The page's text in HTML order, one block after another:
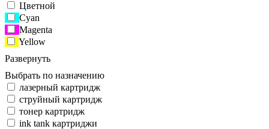
Цветной
Cyan
Magenta
Yellow
Развернуть
Выбрать по назначению
лазерный картридж
струйный картридж
тонер картридж
ink tank картриджи